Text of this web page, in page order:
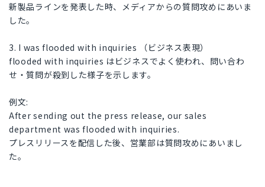
新製品ラインを発表した時、メディアからの質問攻めにあいま
した。
3. I was flooded with inquiries （ビジネス表現）
flooded with inquiries はビジネスでよく使われ、問い合わ
せ・質問が殺到した様子を示します。
例文:
After sending out the press release, our sales
department was flooded with inquiries.
プレスリリースを配信した後、営業部は質問攻めにあいまし
た。